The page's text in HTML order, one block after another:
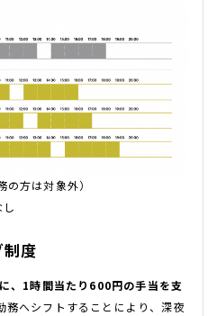
方は対象外）
度
、1時間当たり600円の手当を支
務へシフトすることにより、深夜